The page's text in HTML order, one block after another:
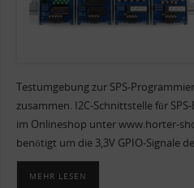
Testumgebung zur SPS-
zusammen. I2C-Schnittstelle für
im Onlineshop unter www.horter-
benötigt um die 3,3V GPIO-Signale
MEHR LESEN